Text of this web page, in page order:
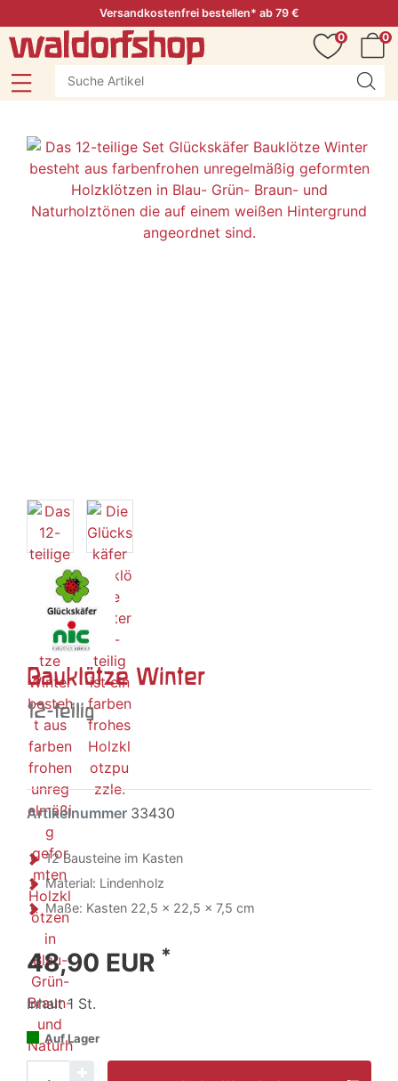
Versandkostenfrei bestellen* ab 79 €
0
0
Bauklötze Winter
12-teilig
Artikelnummer 33430
12 Bausteine im Kasten
Material: Lindenholz
Maße: Kasten 22,5 x 22,5 x 7,5 cm
48,90 EUR *
Inhalt1 St.
Auf Lager